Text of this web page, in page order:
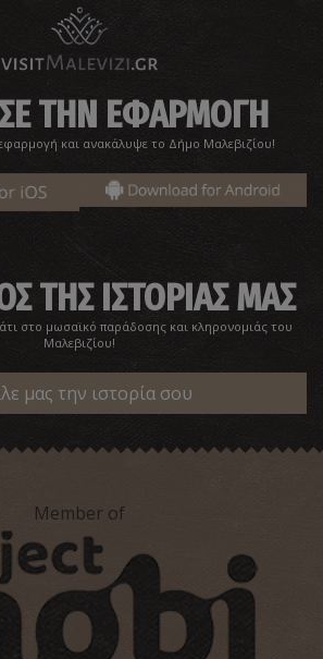
~3.3Km
ΤΗΝ ΕΦΑΡΜΟΓΗ
και ανακάλυψε το Δήμο Μαλεβιζίου!
ΤΗΣ ΙΣΤΟΡΙΑΣ ΜΑΣ
στο μωσαϊκό παράδοσης και κληρονομιάς του
Μαλεβιζίου!
μας την ιστορία σου
Member of